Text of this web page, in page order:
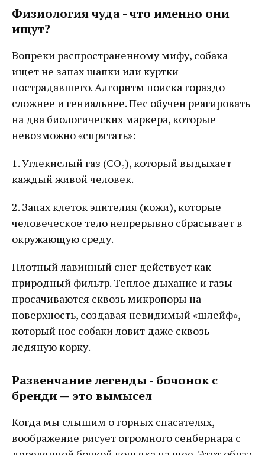
Физиология чуда - что именно они
ищут?
Вопреки распространенному мифу, собака
ищет не запах шапки или куртки
пострадавшего. Алгоритм поиска гораздо
сложнее и гениальнее. Пес обучен реагировать
на два биологических маркера, которые
невозможно «спрятать»:
1. Углекислый газ (CO₂), который выдыхает
каждый живой человек.
2. Запах клеток эпителия (кожи), которые
человеческое тело непрерывно сбрасывает в
окружающую среду.
Плотный лавинный снег действует как
природный фильтр. Теплое дыхание и газы
просачиваются сквозь микропоры на
поверхность, создавая невидимый «шлейф»,
который нос собаки ловит даже сквозь
ледяную корку.
Развенчание легенды - бочонок с
бренди — это вымысел
Когда мы слышим о горных спасателях,
воображение рисует огромного сенбернара с